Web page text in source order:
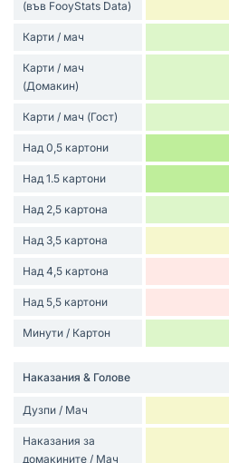
(във FooyStats Data)
Карти / мач
Карти / мач
(Домакин)
Карти / мач (Гост)
Над 0,5 картони
Над 1.5 картони
Над 2,5 картона
Над 3,5 картона
Над 4,5 картона
Над 5,5 картони
Минути / Картон
Наказания & Голове
Дузпи / Мач
Наказания за
домакините / Мач